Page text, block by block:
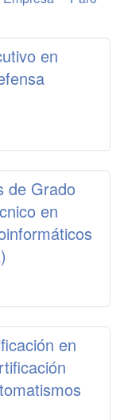
en
de Grado
en
en